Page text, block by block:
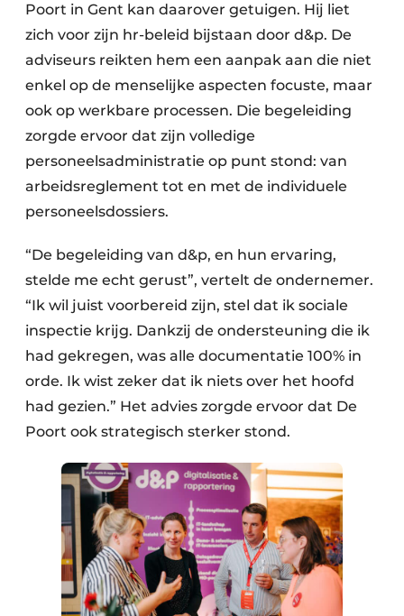
Poort in Gent kan daarover getuigen. Hij liet
zich voor zijn hr-beleid bijstaan door d&p. De
adviseurs reikten hem een aanpak aan die niet
enkel op de menselijke aspecten focuste, maar
ook op werkbare processen. Die begeleiding
zorgde ervoor dat zijn volledige
personeelsadministratie op punt stond: van
arbeidsreglement tot en met de individuele
personeelsdossiers.
“De begeleiding van d&p, en hun ervaring,
stelde me echt gerust”, vertelt de ondernemer.
“Ik wil juist voorbereid zijn, stel dat ik sociale
inspectie krijg. Dankzij de ondersteuning die ik
had gekregen, was alle documentatie 100% in
orde. Ik wist zeker dat ik niets over het hoofd
had gezien.” Het advies zorgde ervoor dat De
Poort ook strategisch ­sterker stond.